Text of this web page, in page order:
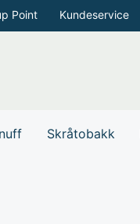
Point Kundeservice
Skråtobakk